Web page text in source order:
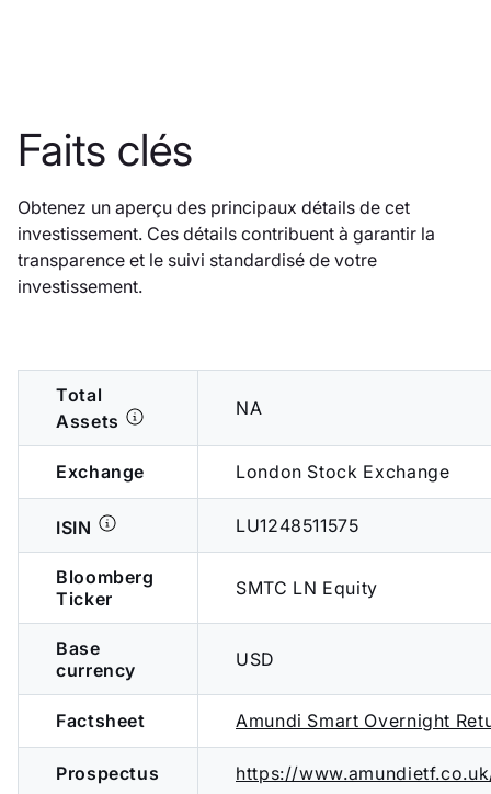
Faits clés
Obtenez un aperçu des principaux détails de cet
investissement. Ces détails contribuent à garantir la
transparence et le suivi standardisé de votre
investissement.
Total
Assets
NA
Exchange London Stock Exchange
ISIN LU1248511575
Bloomberg
Ticker
SMTC LN Equity
Base
currency
USD
Factsheet Amundi Smart Overnight
Prospectus https://